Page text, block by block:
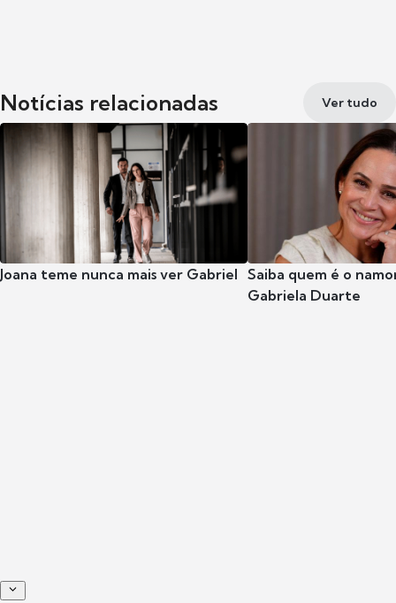
Notícias relacionadas Ver tudo
Joana teme nunca mais ver Gabriel Saiba quem é o
Gabriela Duarte